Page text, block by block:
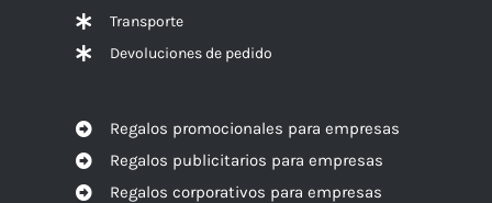
Transporte
Devoluciones de pedido
Regalos promocionales para empresas
Regalos publicitarios para empresas
Regalos corporativos para empresas